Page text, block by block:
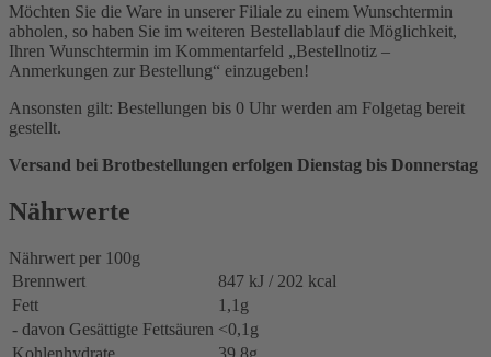
Möchten Sie die Ware in unserer Filiale zu einem Wunschtermin
abholen, so haben Sie im weiteren Bestellablauf die Möglichkeit,
Ihren Wunschtermin im Kommentarfeld „Bestellnotiz –
Anmerkungen zur Bestellung“ einzugeben!
Ansonsten gilt: Bestellungen bis 0 Uhr werden am Folgetag bereit
gestellt.
Versand bei Brotbestellungen erfolgen Dienstag bis Donnerstag
Nährwerte
Nährwert per 100g
Brennwert
847 kJ / 202 kcal
Fett
1,1g
- davon Gesättigte Fettsäuren <0,1g
Kohlenhydrate
39,8g